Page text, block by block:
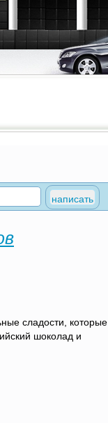
сладости, которые
шоколад и